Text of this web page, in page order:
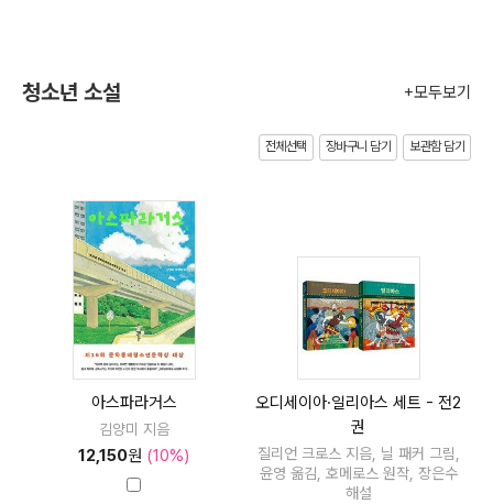
청소년 소설 +모두보기
전체선택 장바구니 담기 보관함 담기
아스파라거스
김양미 지음
12,150원 (10%)
오디세이아·일리아스 세트 - 전2
권
질리언 크로스 지음, 닐 패커 그림,
윤영 옮김, 호메로스 원작, 장은수
해설